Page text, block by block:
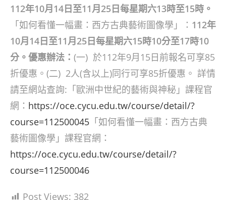
112年10月14日至11月25日每星期六13時至15時。
「如何看懂一幅畫：西方古典藝術圖像學」： 112年
10月14日至11月25日每星期六15時10分至17時10
分。優惠辦法： (一) 於112年9月15日前報名可享85
折優惠。(二) 2人(含以上)同行可享85折優惠。 詳情
請至網站查詢:「歐洲中世紀的藝術與神秘」課程官
網： https://oce.cycu.edu.tw/course/detail/?
course=112500045 「如何看懂一幅畫：西方古典
藝術圖像學」課程官網：
https://oce.cycu.edu.tw/course/detail/?
course=112500046
Post Views: 382